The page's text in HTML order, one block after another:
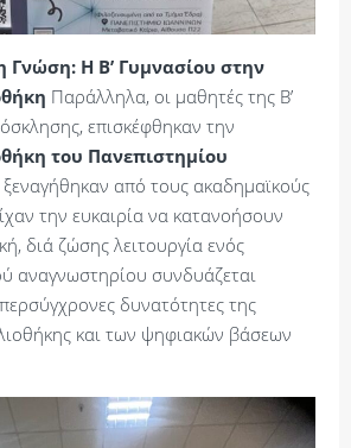
Γνώση: Η Β’ Γυμνασίου στην
Παράλληλα, οι μαθητές της Β’
επισκέφθηκαν την
του Πανεπιστημίου
ξεναγήθηκαν από τους ακαδημαϊκούς
την ευκαιρία να κατανοήσουν
διά ζώσης λειτουργία ενός
αναγνωστηρίου συνδυάζεται
δυνατότητες της
και των ψηφιακών βάσεων